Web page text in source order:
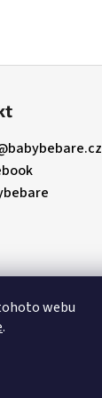
webu
.
babybebare.cz